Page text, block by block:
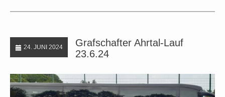
24. JUNI 2024
Grafschafter Ahrtal-Lauf
23.6.24